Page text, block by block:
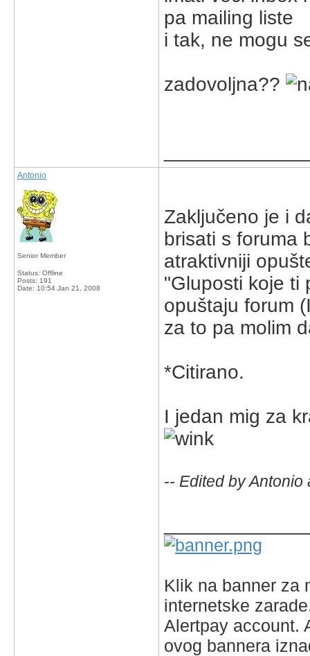
pa mailing liste
i tak, ne mogu
zadovoljna??
Antonio
Senior Member
Status: Offline
Posts: 191
Date: 10:54 Jan 21, 2008
Zaključeno je i
brisati s foruma
atraktivniji
"Gluposti koje ti
opuštaju forum
za to pa molim
*Citirano.
I jedan mig za
-- Edited by Antonio
Klik na banner za
internetske
Alertpay account.
ovog bannera